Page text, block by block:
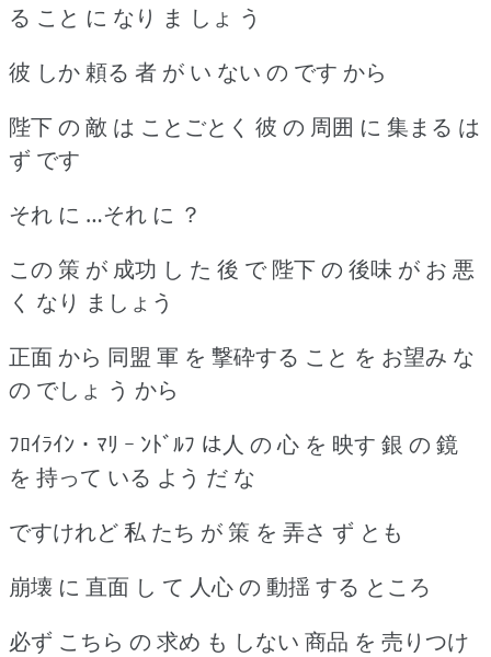
る こと に なり ま しょ う
彼 しか 頼る 者 が い ない の です から
陛下 の 敵 は ことごとく 彼 の 周囲 に 集まる は
ず です
それ に …それ に ？
この 策 が 成功 し た 後 で 陛下 の 後味 が お 悪
く なり ましょう
正面 から 同盟 軍 を 撃砕する こと を お望み な
の でしょ う から
ﾌﾛｲﾗｲﾝ ･ ﾏﾘ ｰ ﾝﾄﾞﾙﾌ は人 の 心 を 映す 銀 の 鏡
を 持って いる よう だ な
ですけれど 私 たち が 策 を 弄さ ず とも
崩壊 に 直面 し て 人心 の 動揺 する ところ
必ず こちら の 求め も しない 商品 を 売りつけ